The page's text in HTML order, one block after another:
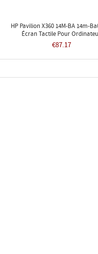
HP Pavilion X360 14M-BA 14m-
Écran Tactile Pour
Portable 14" FHD LCD
€87.17